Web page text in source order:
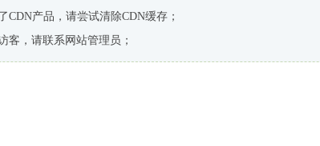
CDN产品，请尝试清除CDN缓存；
客，请联系网站管理员；